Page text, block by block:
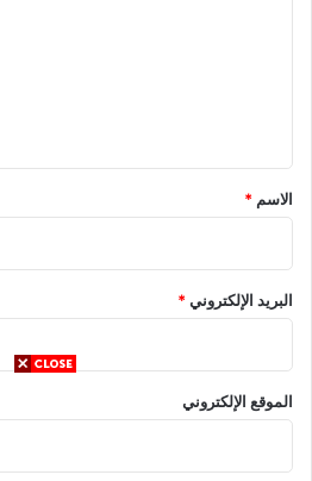
*
الاسم *
البريد الإلكتروني*
الموقع الإلكتروني